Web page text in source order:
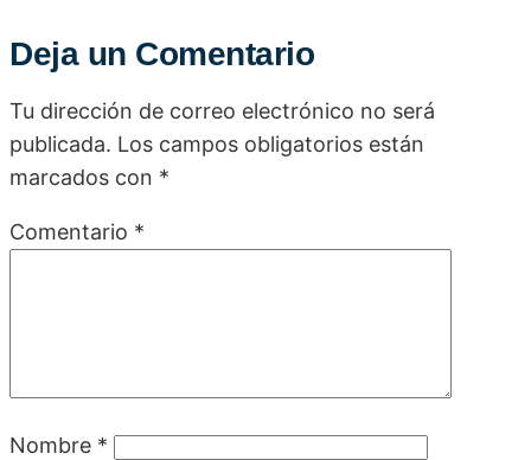
Deja un Comentario
Tu dirección de correo electrónico no será
publicada. Los campos obligatorios están
marcados con *
Comentario *
Nombre *